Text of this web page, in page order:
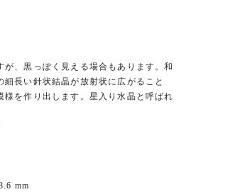
、黒っぽく見える場合もあります。和
長い針状結晶が放射状に広がること
を作り出します。星入り水晶と呼ばれ
mm